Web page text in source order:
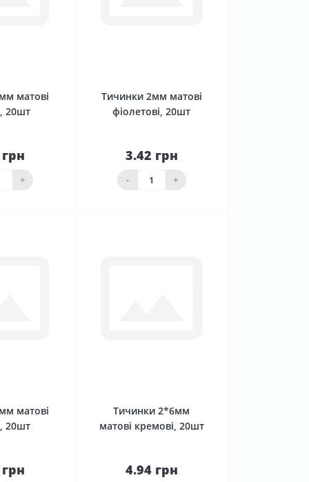
матові
20шт
+
Тичинки 2мм матові
фіолетові, 20шт
3.42 грн
- +
кошика
матові
20шт
Тичинки 2*6мм
матові кремові, 20шт
4.94 грн